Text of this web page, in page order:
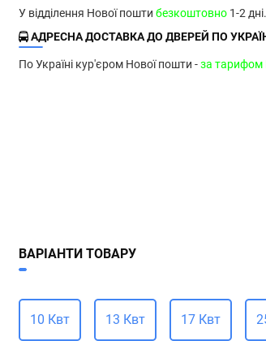
У відділення Нової пошти безкоштовно1-2 дні.
АДРЕСНА ДОСТАВКА ДО ДВЕРЕЙ ПО
По Україні кур'єром Нової пошти -за
ВАРІАНТИ ТОВАРУ
10 Квт 13 Квт 17 Квт